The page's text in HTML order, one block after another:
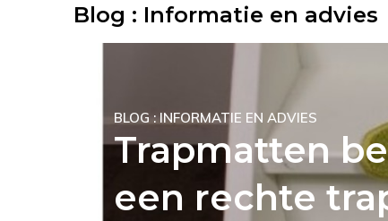
Blog : Informatie en advies
BLOG : INFORMATIE EN ADVIES
Trapmatten
een rechte